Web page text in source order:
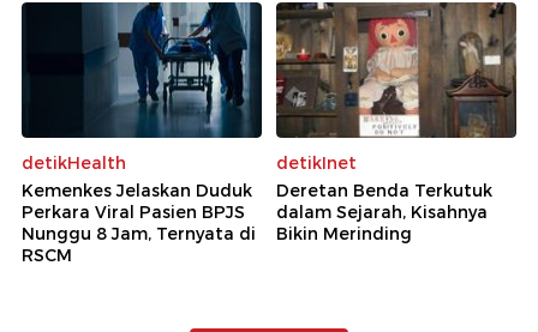
detikHealth
Kemenkes Jelaskan Duduk
Perkara Viral Pasien BPJS
Nunggu 8 Jam, Ternyata di
RSCM
detikInet
Deretan Benda Terkutuk
dalam Sejarah, Kisahnya
Bikin Merinding